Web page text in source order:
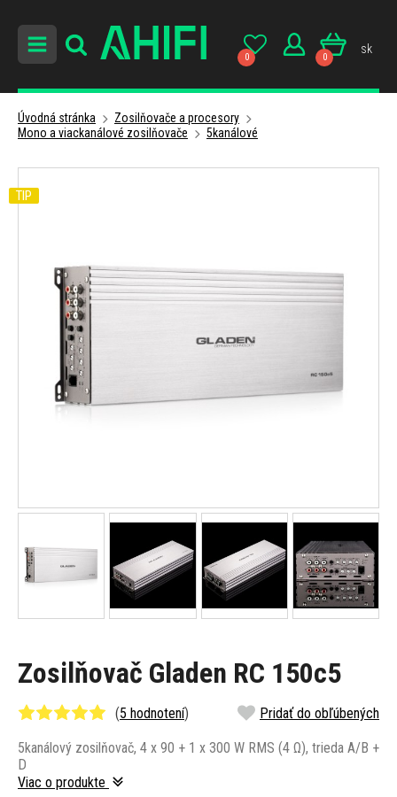
0 0
sk
Úvodná stránka
Zosilňovače a procesory
Mono a viackanálové zosilňovače
5kanálové
Zosilňovač Gladen RC 150c5
(5 hodnotení) Pridať do obľúbených
5kanálový zosilňovač, 4 x 90 + 1 x 300 W RMS (4 Ω), trieda A/B +
D
Viac o produkte
TIP